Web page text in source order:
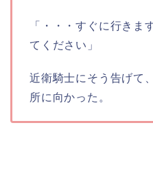
「・・・すぐに行きま
てください」
近衛騎士にそう告げて
所に向かった。